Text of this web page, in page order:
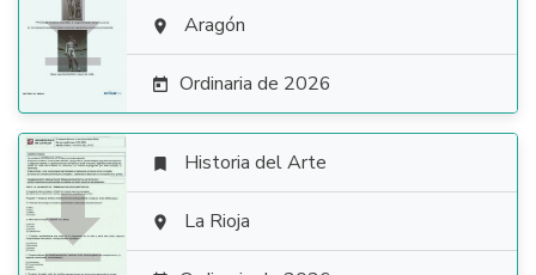
  Aragón
 Ordinaria de 2026

 Historia del Arte
 La Rioja